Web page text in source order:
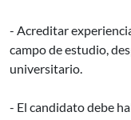
- Acreditar
campo de estudio,
universitario.
- El candidato debe